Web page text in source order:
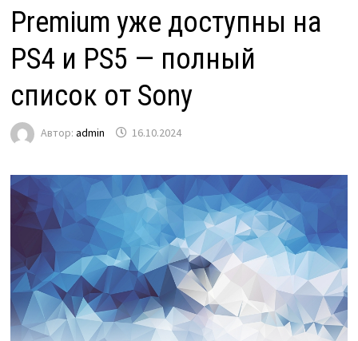
Premium уже доступны на
PS4 и PS5 — полный
список от Sony
Автор: admin 16.10.2024